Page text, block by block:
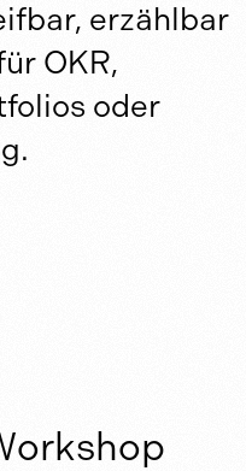
erzählbar
OKR,
oder